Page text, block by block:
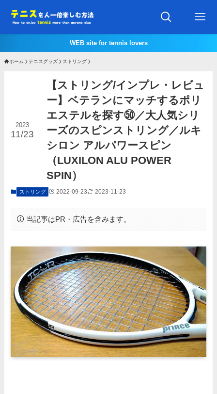
WEB site for tennis lovers
ホーム テニスグッズ ストリング
【ストリング/インプレ・レビュ
ー】ベテランにマッチするポリ
エステルを探す㊿／大人気シリ
ーズのスピンストリング／ルキ
シロン アルパワースピン
（LUXILON ALU POWER
SPIN）
2023
11/23
ストリング 2022-09-23 2023-11-23
当記事はPR・広告を含みます。